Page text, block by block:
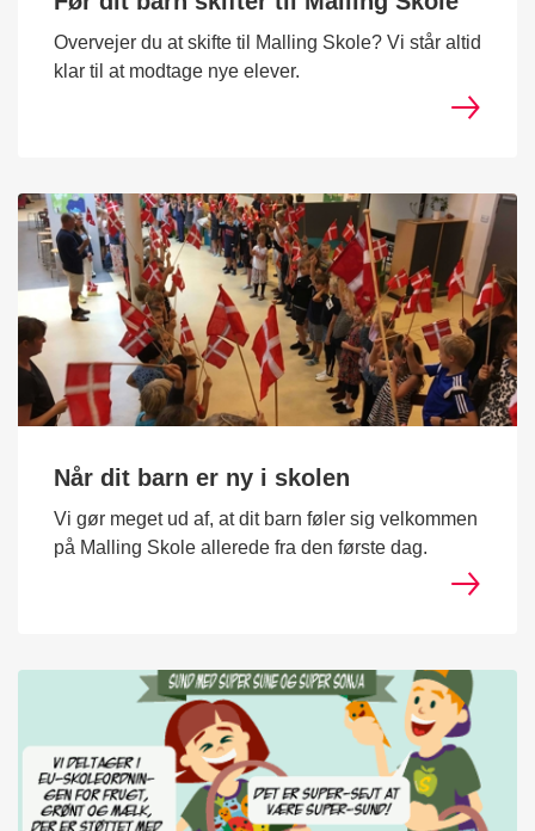
Overvejer du at skifte til Malling Skole? Vi står altid
klar til at modtage nye elever.
Når dit barn er ny i skolen
Vi gør meget ud af, at dit barn føler sig velkommen
på Malling Skole allerede fra den første dag.